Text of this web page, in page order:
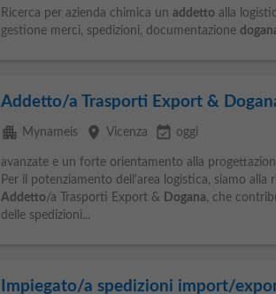
Ricerca per azienda chimica un addettoalla
gestione merci, spedizioni, documentazione
Addetto/a Trasporti Export &
apartment Mynameis place Vicenza event_available oggi
avanzate e un forte orientamento alla
Per il potenziamento dell'area logistica, siamo alla
Addetto/a Trasporti Export & Dogana, che
delle spedizioni...
Impiegato/a spedizioni import/